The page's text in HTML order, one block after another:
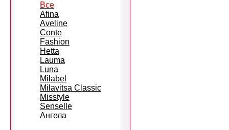
Все
Afina
Aveline
Conte
Fashion
Hetta
Lauma
Luna
Milabel
Milavitsa Classic
Misstyle
Senselle
Ангела